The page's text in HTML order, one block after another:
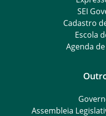
SEI
Cadastro
Escola
Agenda
Assembleia